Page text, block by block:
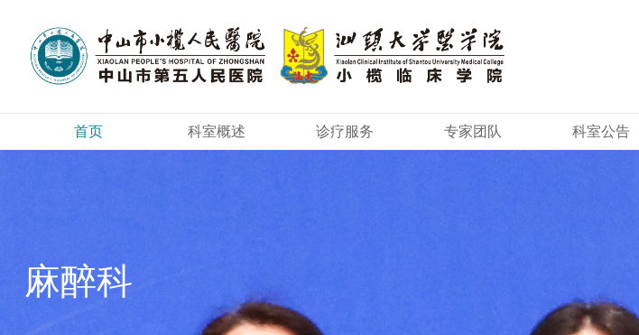
首页 科室概述 诊疗服务 专家团队 科室公告
麻醉科